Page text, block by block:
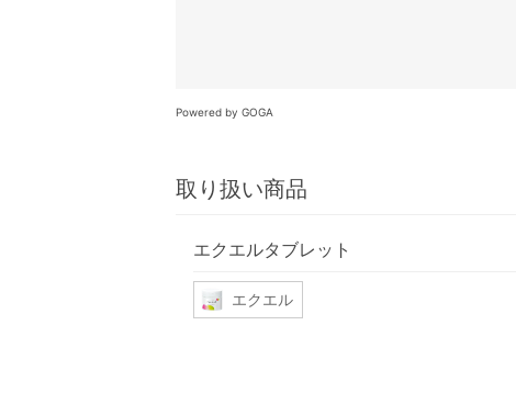
Powered by GOGA
取り扱い商品
エクエルタブレット
エクエル